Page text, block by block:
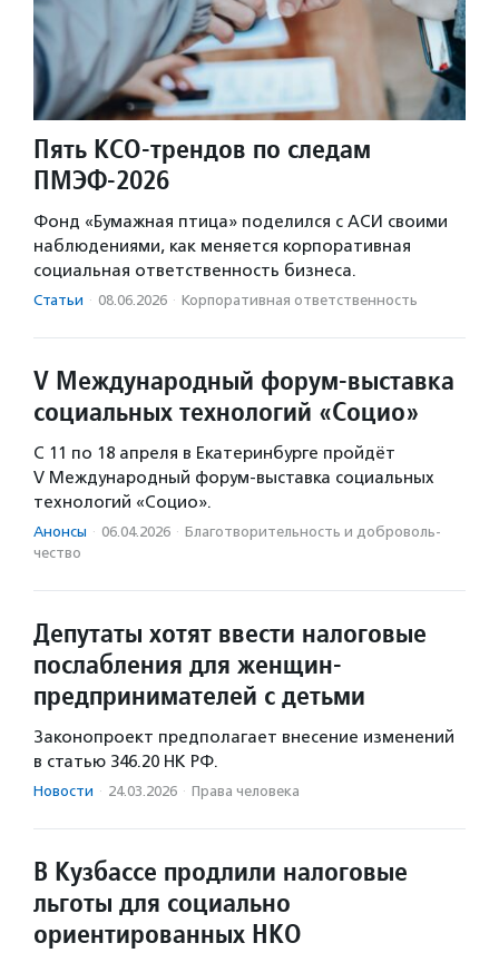
Пять КСО-трендов по следам
ПМЭФ-2026
Фонд «Бумажная птица» поделился с АСИ своими
наблюдениями, как меняется корпоративная
социальная ответственность бизнеса.
Статьи · 08.06.2026 · Корпоративная ответственность
V Международный форум-выставка
социальных технологий «Социо»
С 11 по 18 апреля в Екатеринбурге пройдёт
V Международный форум-выставка социальных
технологий «Социо».
Анонсы · 06.04.2026 · Благотвори­тель­ность и доброволь­
чест­во
Депутаты хотят ввести налоговые
послабления для женщин-
предпринимателей с детьми
Законопроект предполагает внесение изменений
в статью 346.20 НК РФ.
Новости · 24.03.2026 · Права человека
В Кузбассе продлили налоговые
льготы для социально
ориентированных НКО